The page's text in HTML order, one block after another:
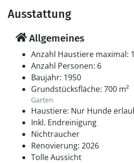
wo Sie eine Vielzahl von
Restaurants finden. Hier können
Shopping und Stadtleben
Ruhe nach Sjelborg
gibt es viele Möglichkeiten – von
Stränden an der Ho Bucht bis zu
Wanderwegen im Marbæk
Kultur interessiert sind, bietet
Kunstgalerien und sehenswerte
„Mennesket ved Havet“, dass ein
Ausstattung
Allgemeines
Anzahl Haustiere maximal: 1
Anzahl Personen: 6
Baujahr: 1950
Grundstücksfläche: 700 m²
Garten
Haustiere: Nur Hunde
Inkl. Endreinigung
Nichtraucher
Renovierung: 2026
Tolle Aussicht